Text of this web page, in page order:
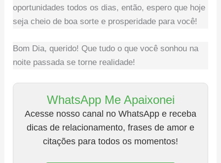
oportunidades todos os dias, então, espero que hoje
seja cheio de boa sorte e prosperidade para você!
Bom Dia, querido! Que tudo o que você sonhou na
noite passada se torne realidade!
WhatsApp Me Apaixonei
Acesse nosso canal no WhatsApp e receba
dicas de relacionamento, frases de amor e
citações para todos os momentos!